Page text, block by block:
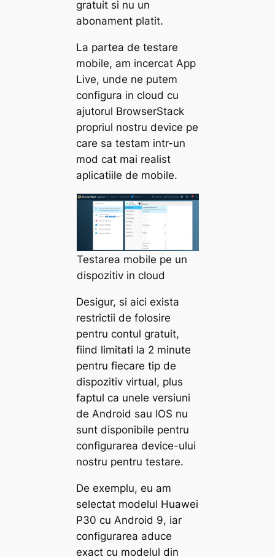
gratuit si nu un
abonament platit.
La partea de testare
mobile, am incercat App
Live, unde ne putem
configura in cloud cu
ajutorul BrowserStack
propriul nostru device pe
care sa testam intr-un
mod cat mai realist
aplicatiile de mobile.
Testarea mobile pe un
dispozitiv in cloud
Desigur, si aici exista
restrictii de folosire
pentru contul gratuit,
fiind limitati la 2 minute
pentru fiecare tip de
dispozitiv virtual, plus
faptul ca unele versiuni
de Android sau IOS nu
sunt disponibile pentru
configurarea device-ului
nostru pentru testare.
De exemplu, eu am
selectat modelul Huawei
P30 cu Android 9, iar
configurarea aduce
exact cu modelul din